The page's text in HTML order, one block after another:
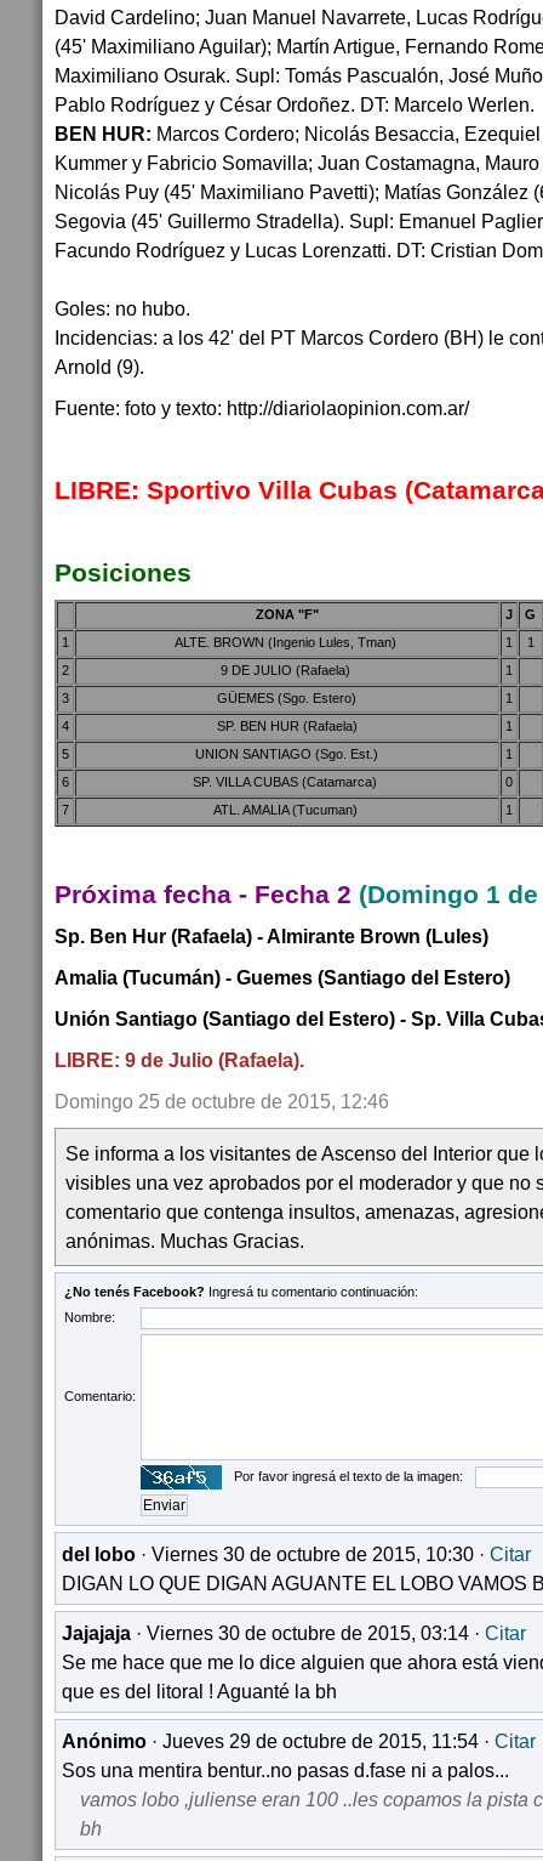
David Cardelino; Juan Manuel Navarrete, Lucas
(45' Maximiliano Aguilar); Martín Artigue, Fernando
Maximiliano Osurak. Supl: Tomás Pascualón, José
Pablo Rodríguez y César Ordoñez. DT: Marcelo Werlen.
BEN HUR: Marcos Cordero; Nicolás Besaccia,
Kummer y Fabricio Somavilla; Juan Costamagna,
Nicolás Puy (45' Maximiliano Pavetti); Matías González
Segovia (45' Guillermo Stradella). Supl: Emanuel
Facundo Rodríguez y Lucas Lorenzatti. DT: Cristian
Goles: no hubo.
Incidencias: a los 42' del PT Marcos Cordero (BH) le
Arnold (9).
Fuente: foto y texto: http://diariolaopinion.com.ar/
LIBRE: Sportivo Villa Cubas
Posiciones
ZONA "F" J
G
1
ALTE. BROWN (Ingenio Lules, Tman) 1
1
2
9 DE JULIO (Rafaela)
1
3
GÜEMES (Sgo. Estero)
1
4
SP. BEN HUR (Rafaela)
1
5
UNION SANTIAGO (Sgo. Est.)
1
6
SP. VILLA CUBAS (Catamarca)
0
7
ATL. AMALIA (Tucuman) 1
Próxima fecha - Fecha 2 (Domingo 1
Sp. Ben Hur (Rafaela) - Almirante Brown (Lules)
Amalia (Tucumán) - Guemes (Santiago del Estero)
Unión Santiago (Santiago del Estero) - Sp. Villa
LIBRE: 9 de Julio (Rafaela).
Domingo 25 de octubre de 2015, 12:46
Se informa a los visitantes de Ascenso del Interior que
visibles una vez aprobados por el moderador y que no
comentario que contenga insultos, amenazas,
anónimas. Muchas Gracias.
¿No tenés Facebook? Ingresá tu comentario continuación:
Nombre:
Comentario:
Por favor ingresá el texto de la imagen:
del lobo · Viernes 30 de octubre de 2015, 10:30 · Citar
DIGAN LO QUE DIGAN AGUANTE EL LOBO VAMOS
Jajajaja · Viernes 30 de octubre de 2015, 03:14 · Citar
Se me hace que me lo dice alguien que ahora está
que es del litoral ! Aguanté la bh
Anónimo · Jueves 29 de octubre de 2015, 11:54 · Citar
Sos una mentira bentur..no pasas d.fase ni a palos...
vamos lobo ,juliense eran 100 ..les copamos la pista
bh